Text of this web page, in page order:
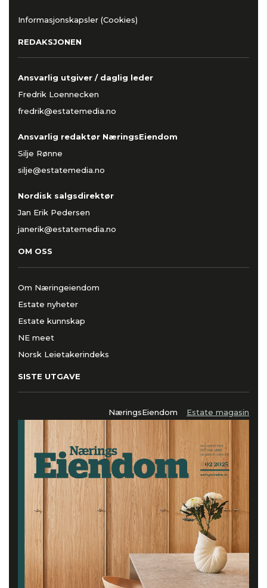
Informasjonskapsler (Cookies)
REDAKSJONEN
Ansvarlig utgiver / daglig leder
Fredrik Loennecken
fredrik@estatemedia.no
Ansvarlig redaktør NæringsEiendom
Silje Rønne
silje@estatemedia.no
Nordisk salgsdirektør
Jan Erik Pedersen
janerik@estatemedia.no
OM OSS
Om Næringeiendom
Estate nyheter
Estate kunnskap
NE meet
Norsk Leietakerindeks
SISTE UTGAVE
NæringsEiendom Estate magasin